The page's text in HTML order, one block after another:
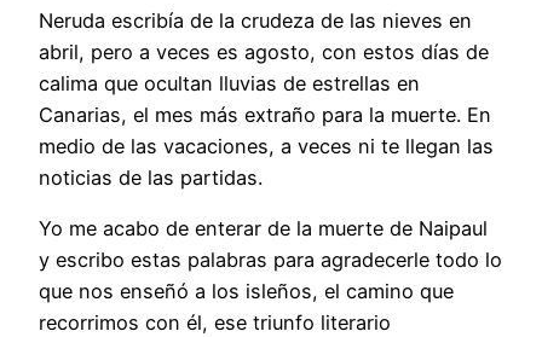
Neruda escribía de la crudeza de las nieves en
abril, pero a veces es agosto, con estos días de
calima que ocultan lluvias de estrellas en
Canarias, el mes más extraño para la muerte. En
medio de las vacaciones, a veces ni te llegan las
noticias de las partidas.
Yo me acabo de enterar de la muerte de Naipaul
y escribo estas palabras para agradecerle todo lo
que nos enseñó a los isleños, el camino que
recorrimos con él, ese triunfo literario